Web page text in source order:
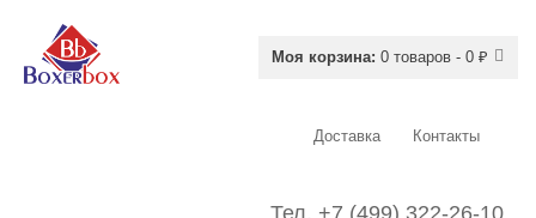
Моя корзина: 0 товаров - 0 ₽
Доставка Контакты
Тел. +7 (499) 322-26-10